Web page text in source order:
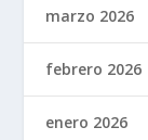
marzo 2026
febrero 2026
enero 2026